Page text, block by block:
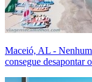
Maceió, AL -
consegue desapontar